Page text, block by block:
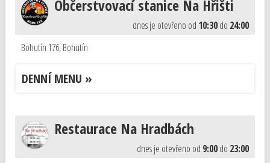
Občerstvovací stanice Na Hřišti
dnes je otevřeno od 10:30do 24:00
Bohutín 176,Bohutín
DENNÍ MENU »
Restaurace Na Hradbách
dnes je otevřeno od 9:00do 23:00